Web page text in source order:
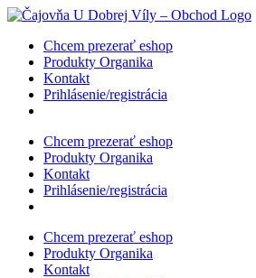
Skip
contentChcem prezerať eshop
Produkty Organika
Kontakt
Prihlásenie/registrácia
Chcem prezerať eshop
Produkty Organika
Kontakt
Prihlásenie/registrácia
Chcem prezerať eshop
Produkty Organika
Kontakt